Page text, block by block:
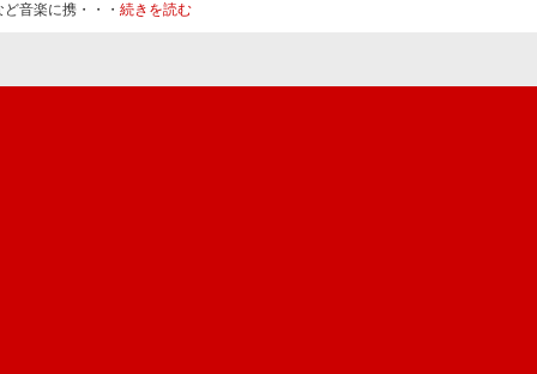
音楽に携・・・ 続きを読む